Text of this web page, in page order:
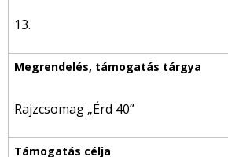
13.
Rajzcsomag „Érd 40”